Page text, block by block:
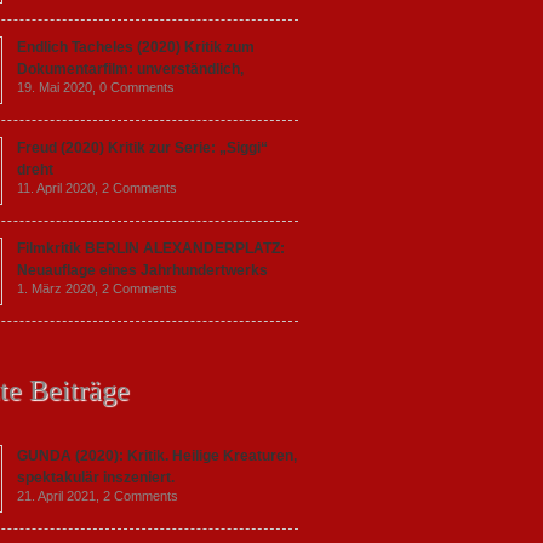
Endlich Tacheles (2020) Kritik zum
Dokumentarfilm: unverständlich,
19. Mai 2020, 0 Comments
Freud (2020) Kritik zur Serie: „Siggi“
dreht
11. April 2020, 2 Comments
Filmkritik BERLIN ALEXANDERPLATZ:
Neuauflage eines Jahrhundertwerks
1. März 2020, 2 Comments
Beiträge
GUNDA (2020): Kritik. Heilige Kreaturen,
spektakulär inszeniert.
21. April 2021, 2 Comments